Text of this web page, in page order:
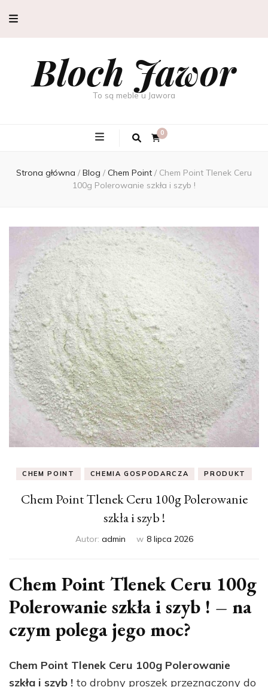
Bloch Jawor
To są meble u Jawora
0
Strona główna / Blog / Chem Point / Chem Point Tlenek Ceru
100g Polerowanie szkła i szyb !
CHEM POINT CHEMIA GOSPODARCZA PRODUKT
Chem Point Tlenek Ceru 100g Polerowanie
szkła i szyb !
Autor: admin w 8 lipca 2026
Chem Point Tlenek Ceru 100g
Polerowanie szkła i szyb ! – na
czym polega jego moc?
Chem Point Tlenek Ceru 100g Polerowanie
szkła i szyb ! to drobny proszek przeznaczony do